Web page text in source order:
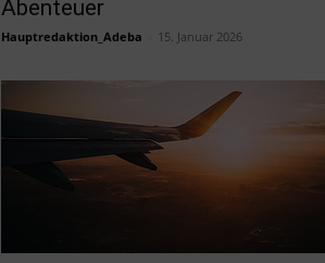
Abenteuer
Hauptredaktion_Adeba 15. Januar 2026